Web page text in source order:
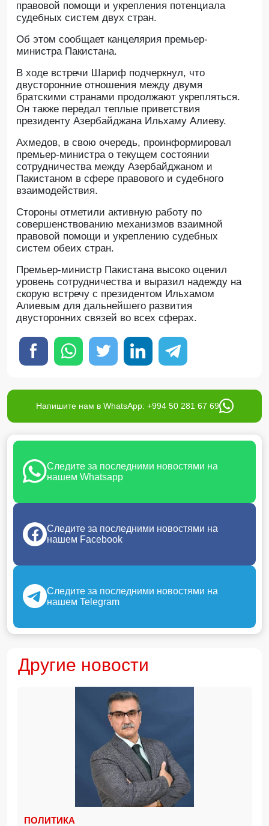
правовой помощи и укрепления потенциала
судебных систем двух стран.
Об этом сообщает канцелярия премьер-
министра Пакистана.
В ходе встречи Шариф подчеркнул, что
двусторонние отношения между двумя
братскими странами продолжают укрепляться.
Он также передал теплые приветствия
президенту Азербайджана Ильхаму Алиеву.
Ахмедов, в свою очередь, проинформировал
премьер-министра о текущем состоянии
сотрудничества между Азербайджаном и
Пакистаном в сфере правового и судебного
взаимодействия.
Стороны отметили активную работу по
совершенствованию механизмов взаимной
правовой помощи и укреплению судебных
систем обеих стран.
Премьер-министр Пакистана высоко оценил
уровень сотрудничества и выразил надежду на
скорую встречу с президентом Ильхамом
Алиевым для дальнейшего развития
двусторонних связей во всех сферах.
Напишите нам в WhatsApp: +994 50 281 67 69
Следите за последними новостями на
нашем Whatsapp
Следите за последними новостями на
нашем Facebook
Следите за последними новостями на
нашем Telegram
Другие новости
ПОЛИТИКА